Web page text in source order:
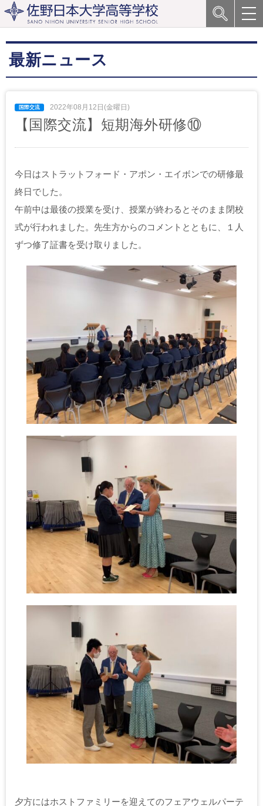
最新ニュース
2022年08月12日(金曜日)
【国際交流】短期海外研修⑩
今日はストラットフォード・アポン・ エイボンでの研修最
終日でした。
午前中は最後の授業を受け、授業が終わるとそのまま閉校
式が行われました。先生方からのコメントとともに、１人
ずつ修了証書を受け取りました。
夕方にはホストファミリーを迎えてのフェアウェルパーテ